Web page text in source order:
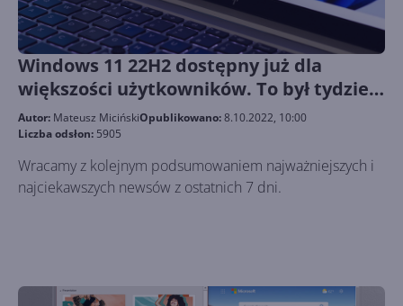
Windows 11 22H2 dostępny już dla
większości użytkowników. To był tydzień
z Microsoft 238
Autor: Mateusz MicińskiOpublikowano:8.10.2022, 10:00
Liczba odsłon: 5905
Wracamy z kolejnym podsumowaniem najważniejszych i
najciekawszych newsów z ostatnich 7 dni.